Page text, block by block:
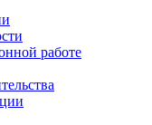
работе